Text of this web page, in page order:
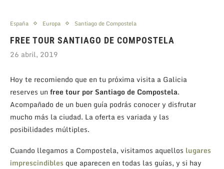
España Europa Santiago de Compostela
FREE TOUR SANTIAGO DE COMPOSTELA
26 abril, 2019
Hoy te recomiendo que en tu próxima visita a Galicia
reserves unfree tour por Santiago de Compostela.
Acompañado de un buen guía podrás conocer y disfrutar
mucho más la ciudad. La oferta es variada y las
posibilidades múltiples.
Cuando llegamos a Compostela, visitamos aquellos lugares
imprescindibles que aparecen en todas las guías, y si hay